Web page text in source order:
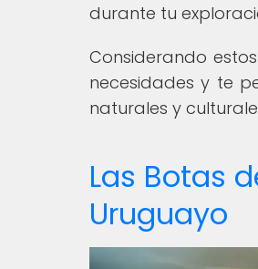
durante tu
Considerando
necesidades y te
naturales y
Las Botas
Uruguayo